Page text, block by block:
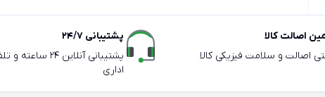
اصالت کالا
اصالت و سلامت فیزیکی کالا
پشتیبانی 24/7
پشتیبانی آنلاین
اداری